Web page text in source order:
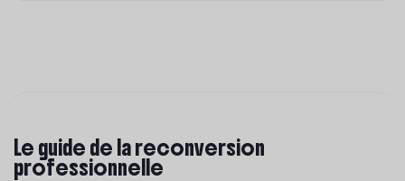
Le guide de la reconversion
professionnelle